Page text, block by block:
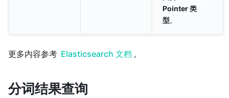
Pointer 类
型。
更多内容参考 Elasticsearch 文档 。
分词结果查询